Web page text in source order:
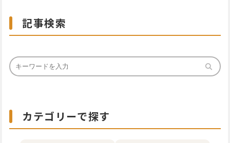
記事検索
カテゴリーで探す